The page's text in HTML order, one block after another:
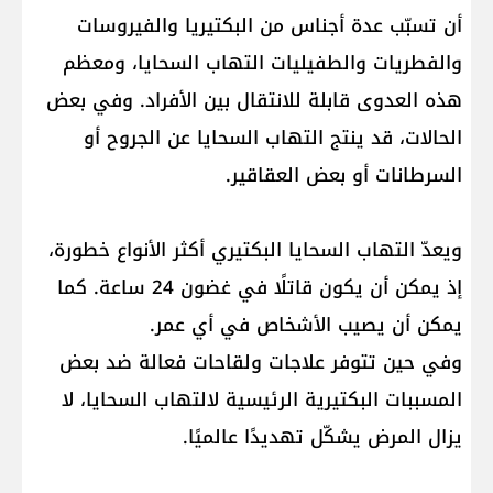
أن تسبّب عدة أجناس من البكتيريا والفيروسات
والفطريات والطفيليات التهاب السحايا، ومعظم
هذه العدوى قابلة للانتقال بين الأفراد. وفي بعض
الحالات، قد ينتج التهاب السحايا عن الجروح أو
السرطانات أو بعض العقاقير.
ويعدّ التهاب السحايا البكتيري أكثر الأنواع خطورة،
إذ يمكن أن يكون قاتلًا في غضون 24 ساعة. كما
يمكن أن يصيب الأشخاص في أي عمر.
وفي حين تتوفر علاجات ولقاحات فعالة ضد بعض
المسببات البكتيرية الرئيسية لالتهاب السحايا، لا
يزال المرض يشكّل تهديدًا عالميًا.